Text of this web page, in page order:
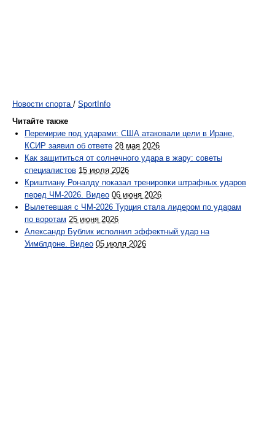
Новости спорта / SportInfo
Читайте также
Перемирие под ударами: США атаковали цели в Иране,
КСИР заявил об ответе 28 мая 2026
Как защититься от солнечного удара в жару: советы
специалистов 15 июля 2026
Криштиану Роналду показал тренировки штрафных ударов
перед ЧМ-2026. Видео 06 июня 2026
Вылетевшая с ЧМ-2026 Турция стала лидером по ударам
по воротам 25 июня 2026
Александр Бублик исполнил эффектный удар на
Уимблдоне. Видео 05 июля 2026